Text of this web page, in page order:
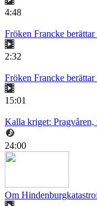
4:48
Fröken Francke
2:32
Fröken Francke
15:01
Kalla kriget:
24:00
Om